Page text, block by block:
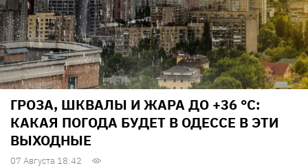
ГРОЗА, ШКВАЛЫ И ЖАРА ДО +36 °С:
КАКАЯ ПОГОДА БУДЕТ В ОДЕССЕ В ЭТИ
ВЫХОДНЫЕ
07 Августа 18:42